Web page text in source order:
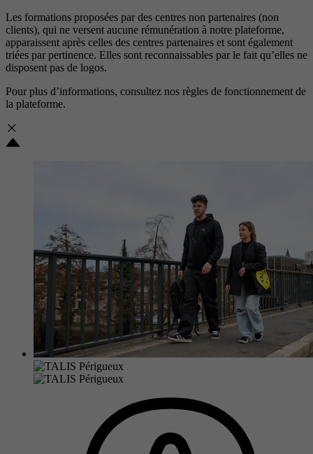
Les formations proposées par des centres non partenaires (non
clients), qui ne versent aucune rémunération à notre plateforme,
apparaissent après celles des centres partenaires et sont également
triées par pertinence. Elles sont reconnaissables par le fait qu’elles ne
disposent pas de logos.
Pour plus d’informations, consultez nos règles de fonctionnement de
la plateforme.